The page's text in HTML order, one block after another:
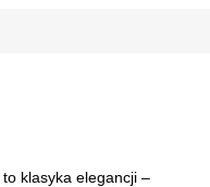
to klasyka elegancji –